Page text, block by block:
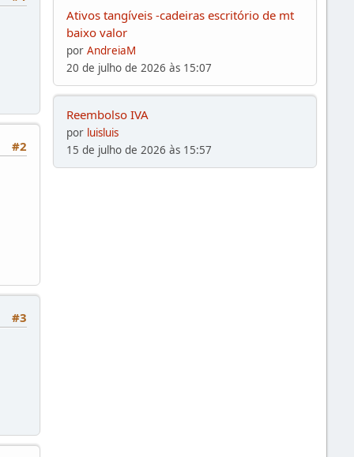
#2
#3
Ativos tangíveis -cadeiras escritório de mt
baixo valor
porAndreiaM
20 de julho de 2026 às 15:07
Reembolso IVA
por luisluis
15 de julho de 2026 às 15:57